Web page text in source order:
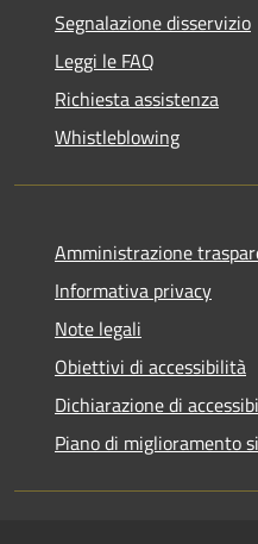
Segnalazione disservizio
Leggi le FAQ
Richiesta assistenza
Whistleblowing
Amministrazione
Informativa privacy
Note legali
Obiettivi di accessibilità
Dichiarazione di
Piano di miglioramento